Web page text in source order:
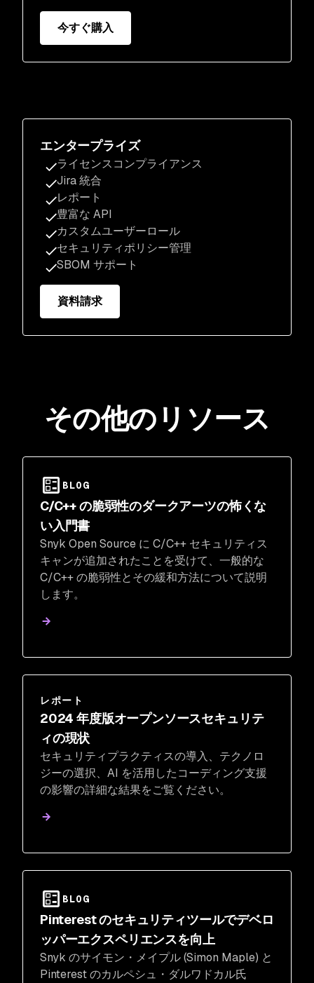
今すぐ購入
エンタープライズ
ライセンスコンプライアンス
Jira 統合
レポート
豊富な API
カスタムユーザーロール
セキュリティポリシー管理
SBOM サポート
資料請求
その他のリソース
BLOG
C/C++ の脆弱性のダークアーツの怖くな
い入門書
Snyk Open Source に C/C++ セキュリティス
キャンが追加されたことを受けて、一般的な
C/C++ の脆弱性とその緩和方法について説明
します。
レポート
2024 年度版オープンソースセキュリテ
ィの現状
セキュリティプラクティスの導入、テクノロ
ジーの選択、AI を活用したコーディング支援
の影響の詳細な結果をご覧ください。
BLOG
Pinterest のセキュリティツールでデベロ
ッパーエクスペリエンスを向上
Snyk のサイモン・メイプル (Simon Maple) と
Pinterest のカルペシュ・ダルワドカル氏